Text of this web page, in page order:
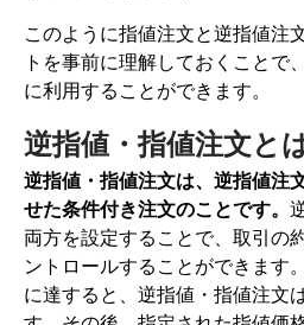
このように指値注文と逆指値注
トを事前に理解しておくことで
に利用することができます。
逆指値・指値注文と
逆指値・指値注文は、逆指値注
せた条件付き注文のことです。
両方を設定することで、取引の
ントロールすることができます
に達すると、逆指値・指値注文